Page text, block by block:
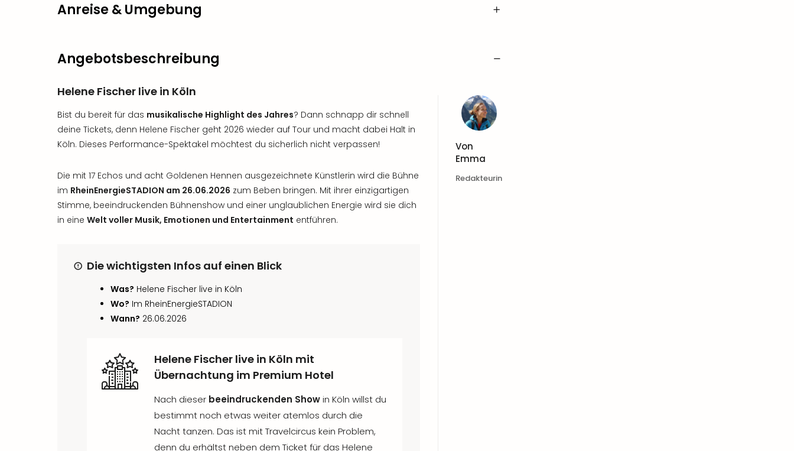
Anreise & Umgebung
Angebotsbeschreibung
Helene Fischer live in Köln
Bist du bereit für das musikalische Highlight des Jahres? Dann schnapp dir schnell
deine Tickets, denn Helene Fischer geht 2026 wieder auf Tour und macht dabei Halt in
Köln. Dieses Performance-Spektakel möchtest du sicherlich nicht verpassen!
Die mit 17 Echos und acht Goldenen Hennen ausgezeichnete Künstlerin wird die Bühne
im RheinEnergieSTADION am 26.06.2026 zum Beben bringen. Mit ihrer einzigartigen
Stimme, beeindruckenden Bühnenshow und einer unglaublichen Energie wird sie dich
in eine Welt voller Musik, Emotionen und Entertainment entführen.
Die wichtigsten Infos auf einen Blick
Was? Helene Fischer live in Köln
Wo? Im RheinEnergieSTADION
Wann? 26.06.2026
Helene Fischer live in Köln mit
Übernachtung im Premium Hotel
Nach dieser beeindruckenden Showin Köln willst du
bestimmt noch etwas weiter atemlos durch die
Nacht tanzen. Das ist mit Travelcircus kein Problem,
denn du erhältst neben dem Ticket für das Helene
Von
Emma
Redakteurin